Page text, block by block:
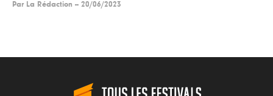
Par La Rédaction -- 20/06/2023